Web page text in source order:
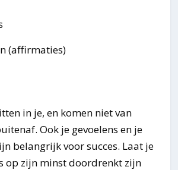
(affirmaties)
in je, en komen niet van
Ook je gevoelens en je
belangrijk voor succes. Laat je
op zijn minst doordrenkt zijn